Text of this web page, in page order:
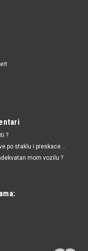
?
po staklu i preskace...
mom vozilu ?